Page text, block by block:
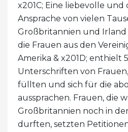
x201C; Eine liebevolle und
Ansprache von vielen
Großbritannien und Irland
die Frauen aus den
Amerika & x201D; enthielt
Unterschriften von
füllten und sich für die
aussprachen. Frauen, die
Großbritannien noch in
durften, setzten